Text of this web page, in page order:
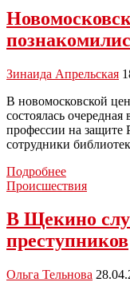
службе:
Зинаида Апрельская
В новомосковской
состоялась
профессии на защите
сотрудники
Подробнее
студенты
с
профессией
кинолог
Происшествия
В Щекино
преступников
Ольга Тельнова